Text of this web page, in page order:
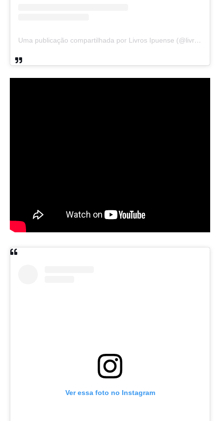
Uma publicação compartilhada por Livros Ipuense (@livraria.papelaria_ipuense)
Ver essa foto no Instagram